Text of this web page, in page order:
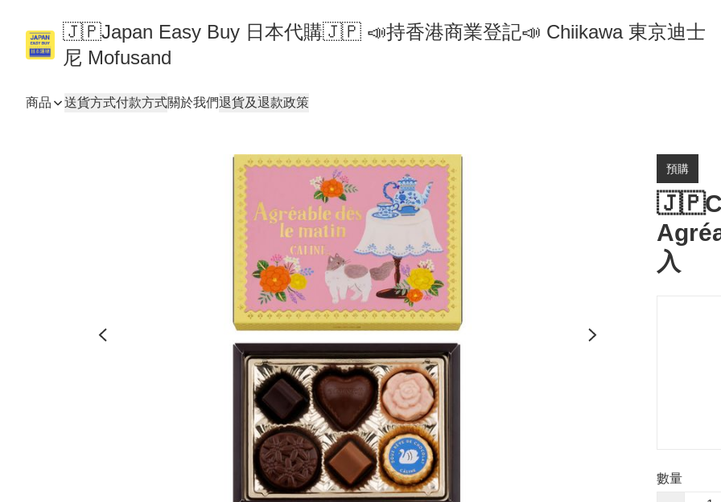
🇯🇵Japan Easy Buy 日本代購🇯🇵 📣持香港商業登記📣 Chiikawa 東京迪士
尼 Mofusand
商品 送貨方式付款方式關於我們退貨及退款政策
預購
入
數量